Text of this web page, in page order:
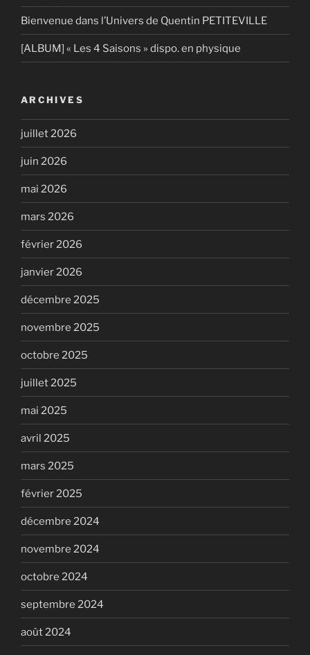
Bienvenue dans l’Univers de Quentin PETITEVILLE
[ALBUM] « Les 4 Saisons » dispo. en physique
ARCHIVES
juillet 2026
juin 2026
mai 2026
mars 2026
février 2026
janvier 2026
décembre 2025
novembre 2025
octobre 2025
juillet 2025
mai 2025
avril 2025
mars 2025
février 2025
décembre 2024
novembre 2024
octobre 2024
septembre 2024
août 2024